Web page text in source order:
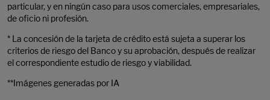
particular, y en ningún caso para usos comerciales, empresariales,
de oficio ni profesión.
* La concesión de la tarjeta de crédito está sujeta a superar los
criterios de riesgo del Banco y su aprobación, después de realizar
el correspondiente estudio de riesgo y viabilidad.
**Imágenes generadas por IA